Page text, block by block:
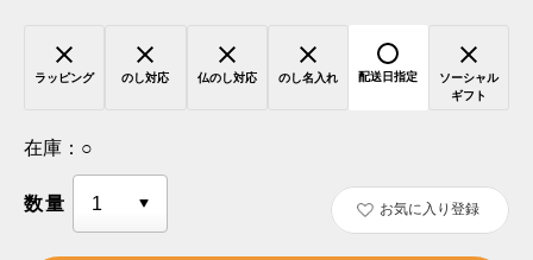
ラッピング のし対応 仏のし対応 のし名入れ 配送日指定
ソーシャル
ギフト
在庫： ○
数量 お気に入り登録